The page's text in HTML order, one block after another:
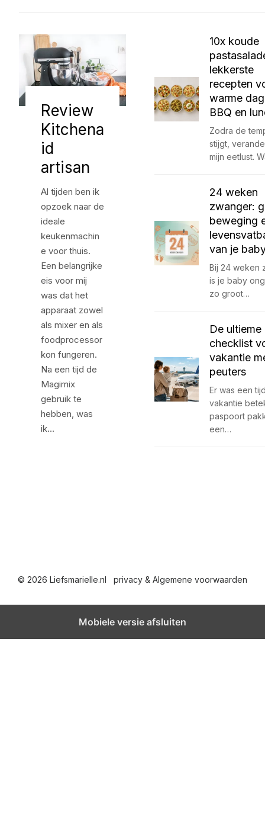
Review
Kitchena
id
artisan
Al tijden ben ik
opzoek naar de
ideale
keukenmachin
e voor thuis.
Een belangrijke
eis voor mij
was dat het
apparaat zowel
als mixer en als
foodprocessor
kon fungeren.
Na een tijd de
Magimix
gebruik te
hebben, was
ik…
10x koude
lekkerste
recepten
warme
BBQ en
Zodra de
stijgt,
mijn eetlust.
24 weken
zwanger:
beweging
van je
Bij 24 weken
is je baby
zo groot…
De ultieme
checklist
vakantie
peuters
Er was een
vakantie
paspoort
een…
© 2026 Liefsmarielle.nl privacy & Algemene voorwaarden
Mobiele versie afsluiten